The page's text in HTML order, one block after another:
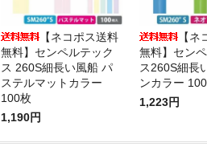
【ネコポス送料
無料】センペルテック
ス 260S細長い風船 パ
ステルマットカラー
100枚
1,190円
【
無料】セン
ス260S細長
ンカラー
1,223円